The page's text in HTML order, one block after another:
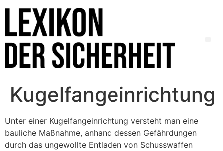
Kugelfangeinrichtung
Unter einer Kugelfangeinrichtung versteht man eine
bauliche Maßnahme, anhand dessen Gefährdungen
durch das ungewollte Entladen von Schusswaffen